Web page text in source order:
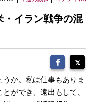
・イラン戦争の混
か。私は仕事もありま
ができ、遠出もして、